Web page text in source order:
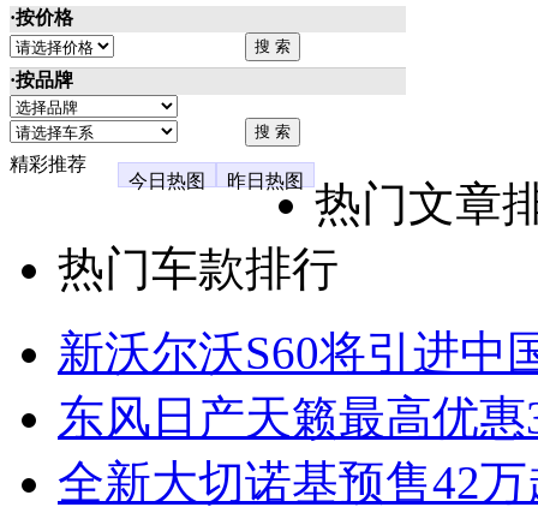
·按价格
·按品牌
精彩推荐
今日热图
昨日热图
热门文章
热门车款排行
新沃尔沃S60将引进中
东风日产天籁最高优
全新大切诺基预售42